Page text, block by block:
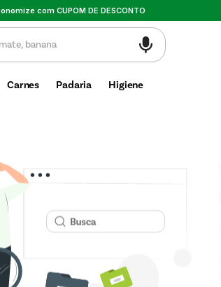
com CUPOM DE DESCONTO
Carnes Padaria Higiene